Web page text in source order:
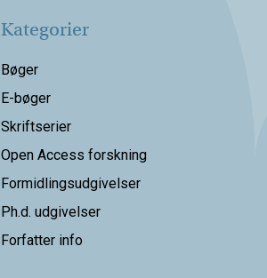
Kategorier
Bøger
E-bøger
Skriftserier
Open Access forskning
Formidlingsudgivelser
Ph.d. udgivelser
Forfatter info